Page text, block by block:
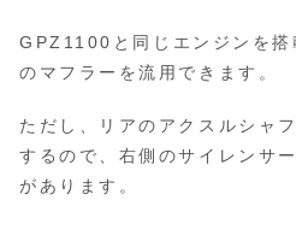
GPZ1100と同じエンジンを
のマフラーを流用できます。
ただし、リアのアクスルシャ
するので、右側のサイレンサ
があります。